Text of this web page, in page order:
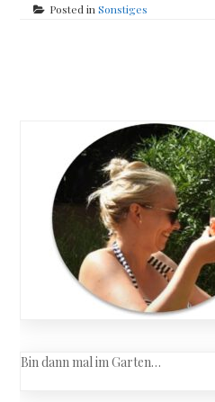
Posted inSonstiges
navigation
Bin dann mal im Garten…